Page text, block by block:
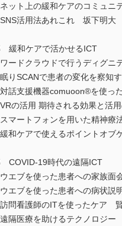
ット上の緩和ケアのコミュ
活用法あれこれ 坂下明大
和ケアで活かせるICT
ードクラウドで行うディグニ
SCANで患者の変化を察知
話支援機器comuoon®を使っ
の活用 期待される効果と活
ートフォンを用いた精神療
和ケアで使えるポイントオ
19時代の遠隔ICT
ブを使った患者への家族面
エブを使った患者への病状
問看護師のITを使ったケア
隔医療を助けるテクノロジー